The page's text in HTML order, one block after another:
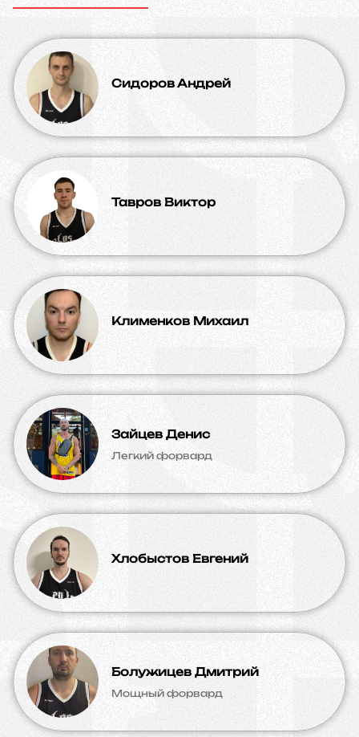
Сидоров Андрей
Тавров Виктор
Клименков Михаил
Зайцев Денис
Легкий форвард
Хлобыстов Евгений
Болужицев Дмитрий
Мощный форвард